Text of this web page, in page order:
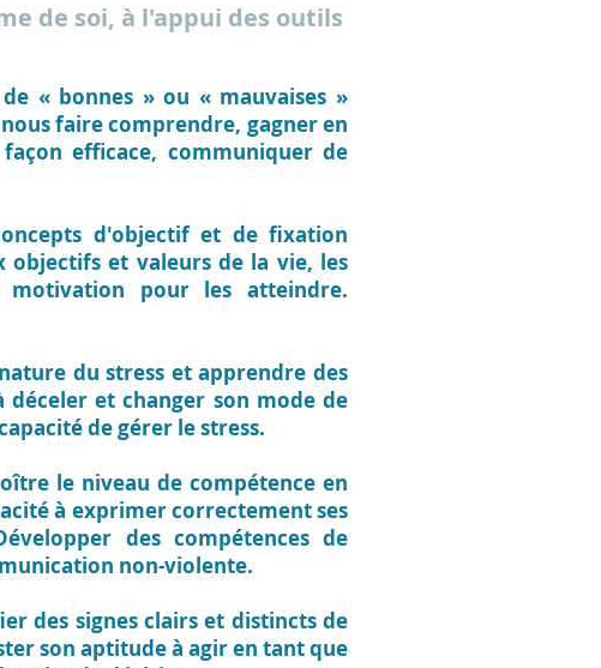
de soi, à l'appui des outils
« bonnes » ou « mauvaises »
faire comprendre, gagner en
efficace, communiquer de
d'objectif et de fixation
et valeurs de la vie, les
pour les atteindre.
du stress et apprendre des
et changer son mode de
de gérer le stress.
le niveau de compétence en
à exprimer correctement ses
des compétences de
non-violente.
des signes clairs et distincts de
son aptitude à agir en tant que